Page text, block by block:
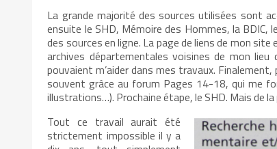
La grande majorité des sources utilisées sont
ensuite le SHD, Mémoire des Hommes, la
des sources en ligne. La page de liens de mon
archives départementales voisines de mon
pouvaient m’aider dans mes travaux.
souvent grâce au forum Pages 14-18, qui me
illustrations…). Prochaine étape, le SHD. Mais de
Tout ce travail aurait été
strictement impossible il y a